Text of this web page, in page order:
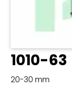
1010-63
20-30 mm